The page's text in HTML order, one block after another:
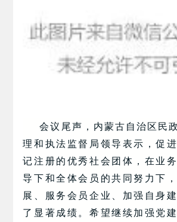
会议尾声，内蒙古自治区民
理和执法监督局领导表示，促
记注册的优秀社会团体，在业
导下和全体会员的共同努力下
展、服务会员企业、加强自身
了显著成绩。希望继续加强党